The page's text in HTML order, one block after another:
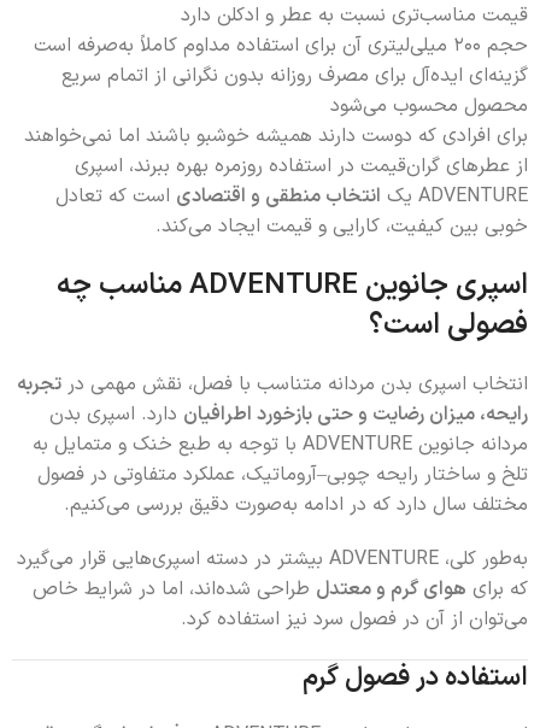
قیمت مناسب‌تری نسبت به عطر و ادکلن دارد
حجم ۲۰۰ میلی‌لیتری آن برای استفاده مداوم کاملاً به‌صرفه است
گزینه‌ای ایده‌آل برای مصرف روزانه بدون نگرانی از اتمام سریع
محصول محسوب می‌شود
برای افرادی که دوست دارند همیشه خوشبو باشند اما نمی‌خواهند
از عطرهای گران‌قیمت در استفاده روزمره بهره ببرند، اسپری
ADVENTURE یک
انتخاب منطقی و اقتصادی است که تعادل
خوبی بین کیفیت، کارایی و قیمت ایجاد می‌کند.
اسپری جانوین ADVENTURE مناسب چه
فصولی است؟
انتخاب اسپری بدن مردانه متناسب با فصل، نقش مهمی در تجربه
رایحه، میزان رضایت و حتی بازخورد اطرافیان دارد. اسپری بدن
مردانه جانوین ADVENTURE با توجه به طبع خنک و متمایل به
تلخ و ساختار رایحه چوبی–آروماتیک، عملکرد متفاوتی در فصول
مختلف سال دارد که در ادامه به‌صورت دقیق بررسی می‌کنیم.
به‌طور کلی، ADVENTURE بیشتر در دسته اسپری‌هایی قرار می‌گیرد
که برای هوای گرم و معتدل طراحی شده‌اند، اما در شرایط خاص
می‌توان از آن در فصول سرد نیز استفاده کرد.
استفاده در فصول گرم